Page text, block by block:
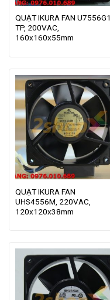
QUẠT IKURA FAN
TP, 200VAC,
160x160x55mm
QUẠT IKURA FAN
UHS4556M, 220VAC,
120x120x38mm